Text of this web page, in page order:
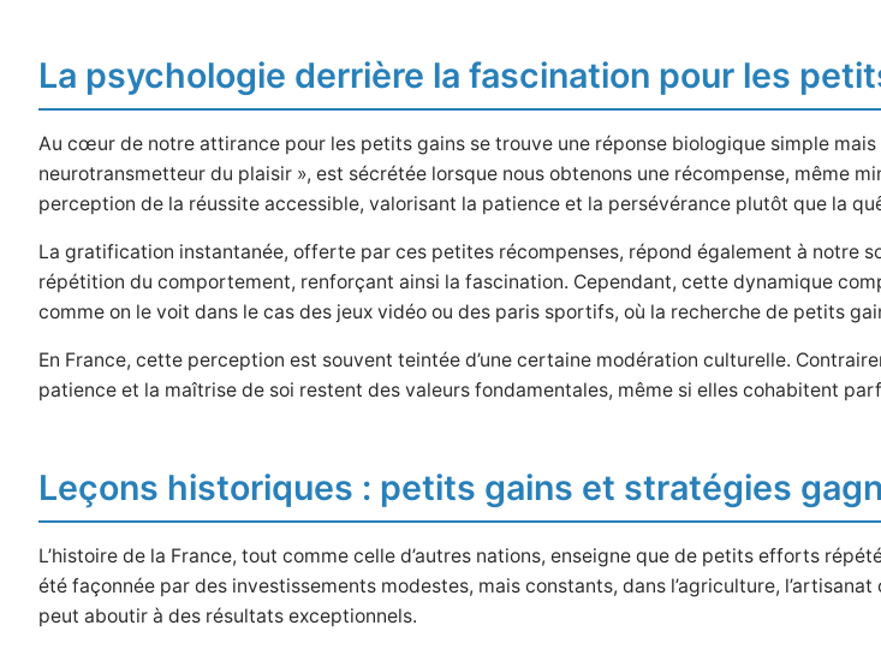
La psychologie derrière la fascination pour les
Au cœur de notre attirance pour les petits gains se trouve une réponse biologique simple
neurotransmetteur du plaisir », est sécrétée lorsque nous obtenons une récompense, même
perception de la réussite accessible, valorisant la patience et la persévérance plutôt que la
La gratification instantanée, offerte par ces petites récompenses, répond également à notre
répétition du comportement, renforçant ainsi la fascination. Cependant, cette dynamique
comme on le voit dans le cas des jeux vidéo ou des paris sportifs, où la recherche de petits
En France, cette perception est souvent teintée d’une certaine modération culturelle.
patience et la maîtrise de soi restent des valeurs fondamentales, même si elles cohabitent
Leçons historiques : petits gains et stratégies
L’histoire de la France, tout comme celle d’autres nations, enseigne que de petits efforts
été façonnée par des investissements modestes, mais constants, dans l’agriculture,
peut aboutir à des résultats exceptionnels.